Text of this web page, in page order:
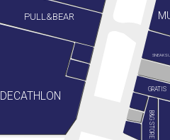
B&G STORE
DECATHLON GRATIS
PULL&BEAR
SNEAKS